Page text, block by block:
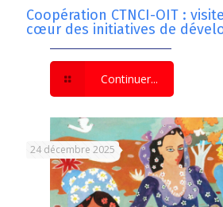
Coopération CTNCI-OIT :
cœur des initiatives de
Continuer...
24 décembre 2025